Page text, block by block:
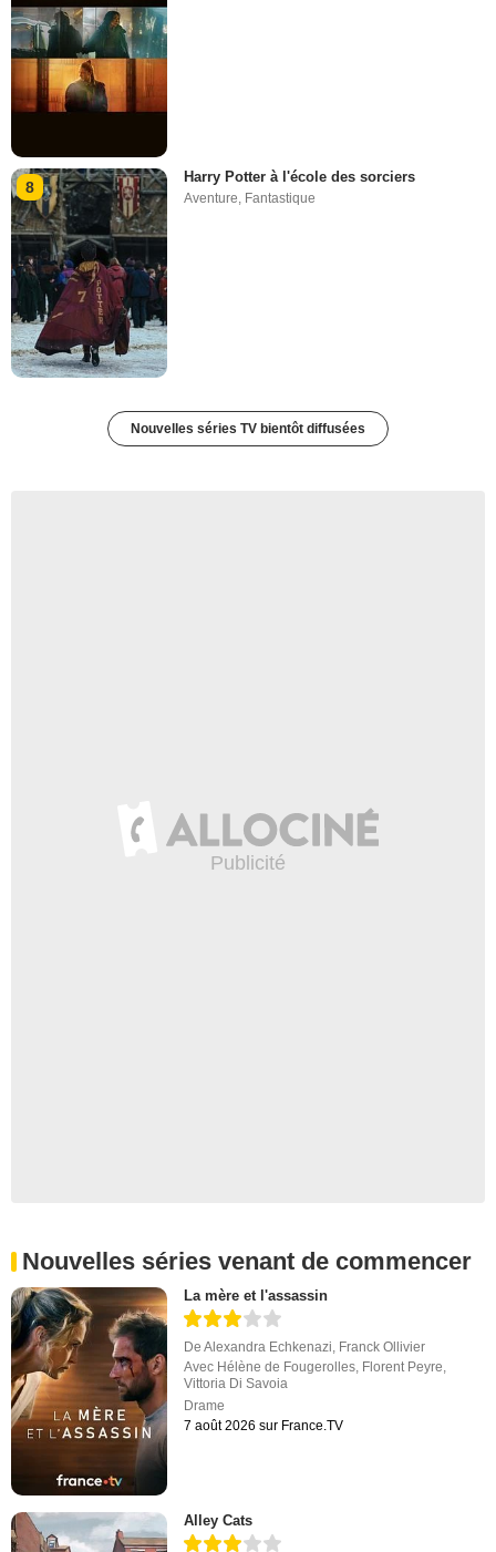
8
Harry Potter à l'école des sorciers
Aventure, Fantastique
Nouvelles séries TV bientôt diffusées
Nouvelles séries venant de commencer
La mère et l'assassin
DeAlexandra Echkenazi Franck Ollivier
Avec Hélène de Fougerolles Florent Peyre
Vittoria Di Savoia
Drame
7 août 2026 sur France.TV
Alley Cats